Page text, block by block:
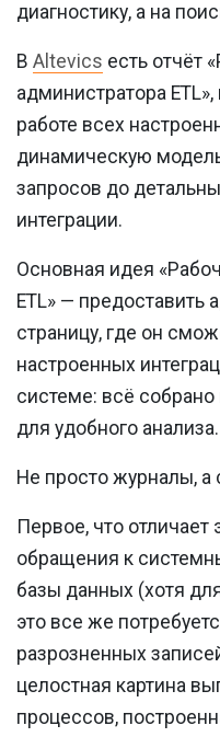
диагностику, а на
В Altevics есть отчёт
администратора
работе всех
динамическую
запросов до
интеграции.
Основная идея
ETL» — предоставить
страницу, где он
настроенных
системе: всё
для удобного анализа.
Не просто журналы, а
Первое, что отличает
обращения к
базы данных (хотя
это все же
разрозненных
целостная картина
процессов,